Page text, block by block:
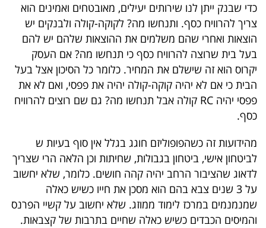
ניוזלטרים
מייל
אדום
באייס
עקבו
אחרינו:
כדי שבנק ייתן לנו שירותים יעילים, מאובטחים ואמינים הוא
צריך להרוויח כסף. ותנחשו מה? לקוקה-קולה ולבנקים יש
הוצאות ואחרי שהם משלמים את ההוצאות שלהם יש להם
בעל בית שרוצה להרוויח כסף כי תנחשו מה? אם העסק
יקרוס הוא זה שישלם את המחיר. כלומר כל הסיכון אצל בעל
הבית כי אם לא יהיה קוקה-קולה יהיה את פפסי, ואם לא את
פפסי יהיה RC קולה אבל תנחשו מה? גם שם רוצים להרוויח
כסף.
מהידועות זה כשהפופוליזם חוגג בגלל אין סוף בעיות ש
לביטחון אישי, ביטחון בגבולות, שחיתות וכן הלאה הרי שצריך
לדאוג שהציבור הרחב יהיה קהה חושים. כלומר, שלא יחשוב
על 3 שנים צבא בהם הוא מסכן את חייו כשיש כאלה
שמנמנמים במרכז לימוד ממוזג. שלא יחשוב על קשיי הפרנס
והמיסים הכבדים כשיש כאלה שחיים בתרבות של קצבאות.